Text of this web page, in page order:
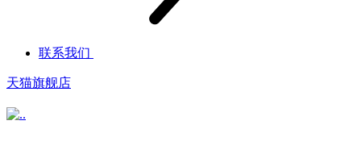
联系我们
天猫旗舰店